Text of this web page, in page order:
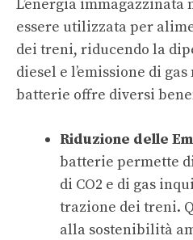
L’energia
essere utilizzata per
dei treni, riducendo la
diesel e l’emissione di
batterie offre diversi
Riduzione delle
batterie permette
di CO2 e di gas
trazione dei treni.
alla sostenibilità